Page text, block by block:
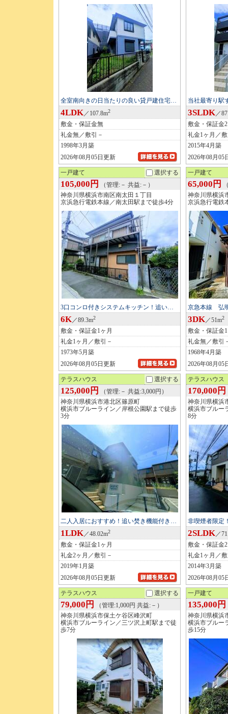
全室南向きの日当たりの良い貸戸建住宅…
4LDK／107.8m2
敷金・保証金無
礼金無／敷引－
1998年3月築
2026年08月05日更新
当社最寄り駅
3SLDK／
敷金・保証金
礼金1ヶ月／
2015年4月築
2026年08月05
一戸建て 選択する
105,000円
（管理:－ 共益:－）
神奈川県横浜市南区南太田１丁目
京浜急行電鉄本線／南太田駅まで徒歩4分
3口コンロ付きシステムキッチン！追い…
6K／89.3m2
敷金・保証金1ヶ月
礼金1ヶ月／敷引－
1973年5月築
2026年08月05日更新
一戸建て
65,000円
神奈川県横浜
京浜急行電鉄
京急本線 弘
3DK／51m2
敷金・保証金
礼金無／敷引
1968年4月築
2026年08月05
テラスハウス 選択する
125,000円
（管理:－ 共益:3,000円）
神奈川県横浜市港北区篠原町
横浜市ブルーライン／岸根公園駅まで徒歩
3分
二人入居におすすめ！追い焚き機能付き…
1LDK／48.02m2
敷金・保証金1ヶ月
礼金2ヶ月／敷引－
2019年1月築
2026年08月05日更新
テラスハウス
170,000円
神奈川県横浜
横浜市ブルー
8分
非喫煙者限定
2SLDK／
敷金・保証金
礼金1ヶ月／
2014年3月築
2026年08月05
テラスハウス 選択する
79,000円
（管理:1,000円 共益:－）
神奈川県横浜市保土ケ谷区峰沢町
横浜市ブルーライン／三ツ沢上町駅まで徒
歩7分
一戸建て
135,000円
神奈川県横浜
横浜市ブルー
歩15分